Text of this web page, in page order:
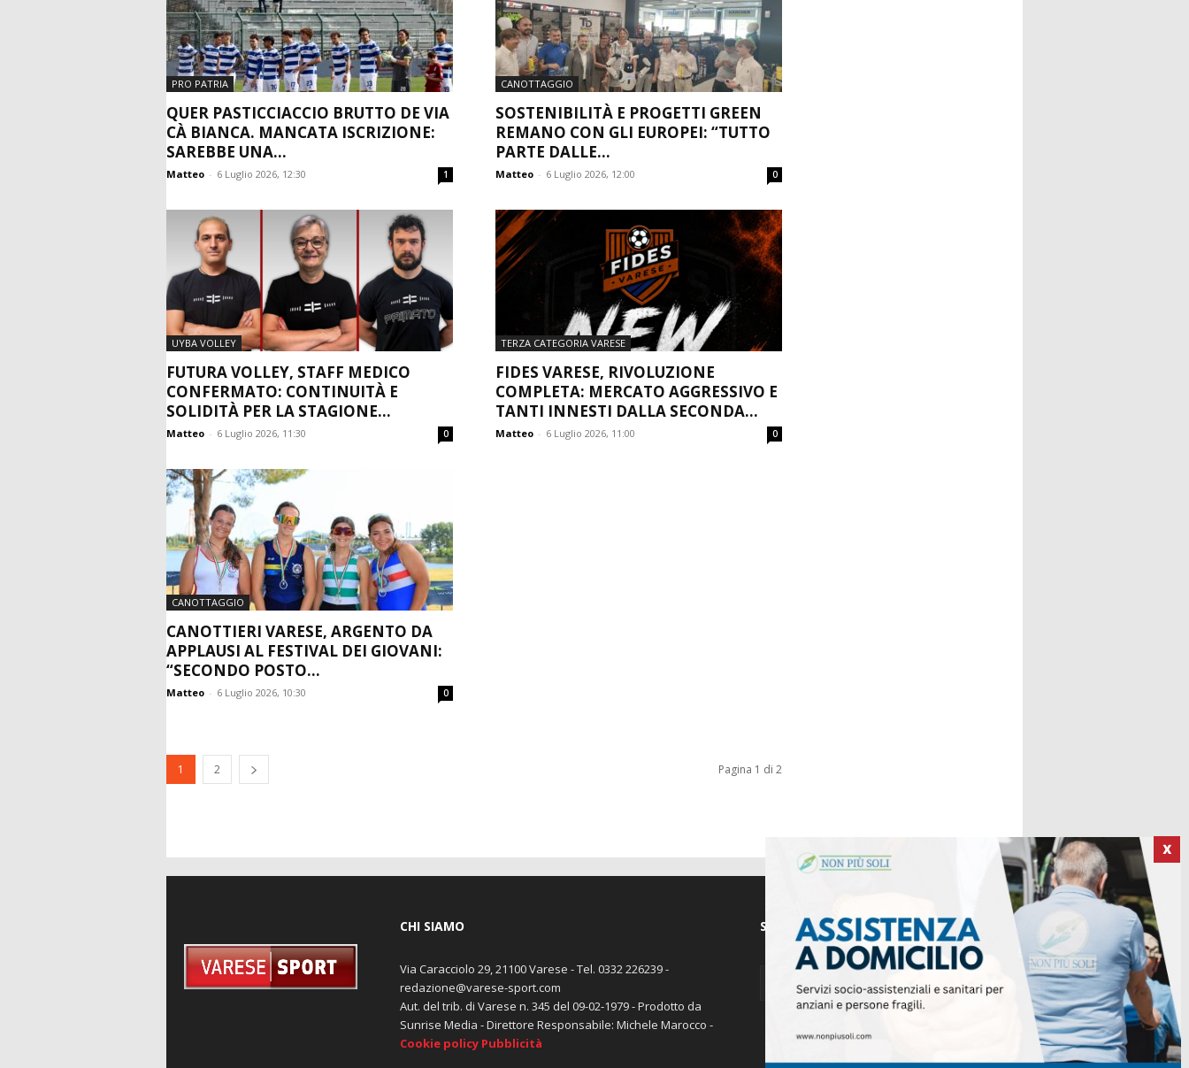
PRO PATRIA
QUER PASTICCIACCIO BRUTTO DE VIA
CÀ BIANCA. MANCATA ISCRIZIONE:
SAREBBE UNA...
Matteo - 6 Luglio 2026, 12:30 1
CANOTTAGGIO
SOSTENIBILITÀ E PROGETTI GREEN
REMANO CON GLI EUROPEI: “TUTTO
PARTE DALLE...
Matteo - 6 Luglio 2026, 12:00 0
UYBA VOLLEY
FUTURA VOLLEY, STAFF MEDICO
CONFERMATO: CONTINUITÀ E
SOLIDITÀ PER LA STAGIONE...
Matteo - 6 Luglio 2026, 11:30 0
TERZA CATEGORIA VARESE
FIDES VARESE, RIVOLUZIONE
COMPLETA: MERCATO AGGRESSIVO E
TANTI INNESTI DALLA SECONDA...
Matteo - 6 Luglio 2026, 11:00 0
CANOTTAGGIO
CANOTTIERI VARESE, ARGENTO DA
APPLAUSI AL FESTIVAL DEI GIOVANI:
“SECONDO POSTO...
Matteo - 6 Luglio 2026, 10:30 0
1 2 Pagina 1 di 2
X
CHI SIAMO
Via Caracciolo 29, 21100 Varese - Tel. 0332 226239 -
redazione@varese-sport.com
Aut. del trib. di Varese n. 345 del 09-02-1979 - Prodotto da
Sunrise Media - Direttore Responsabile: Michele Marocco -
Cookie policy Pubblicità
SEGUICI